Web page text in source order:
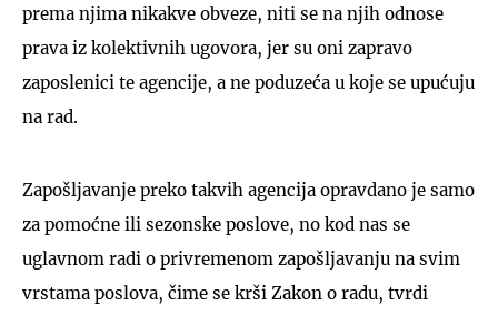
prema njima nikakve obveze, niti se na njih odnose
prava iz kolektivnih ugovora, jer su oni zapravo
zaposlenici te agencije, a ne poduzeća u koje se upućuju
na rad.
Zapošljavanje preko takvih agencija opravdano je samo
za pomoćne ili sezonske poslove, no kod nas se
uglavnom radi o privremenom zapošljavanju na svim
vrstama poslova, čime se krši Zakon o radu, tvrdi